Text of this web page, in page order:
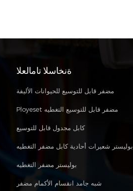
ةنخاسلا تامالعلا
مضفر قابل للتوسيع للحيوانات الأليفة
Ployeset مضفر قابل للتوسيع التغطيه
كابل مجدول قابل للتوسيع
بوليستر شعيرات أحادية كابل مضفر التغطيه
بوليستر مضفر التغطيه
شبه جامد انقسام الأكمام مضفر